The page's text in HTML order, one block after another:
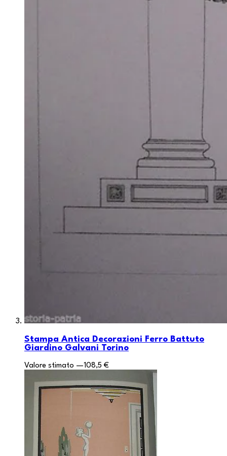
Stampa Antica Decorazioni Ferro Battuto
Giardino Galvani Torino
Valore stimato —108,5 €